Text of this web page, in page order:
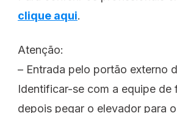
clique aqui.
Atenção:
– Entrada pelo portão externo
Identificar-se com a equipe de
depois pegar o elevador para o